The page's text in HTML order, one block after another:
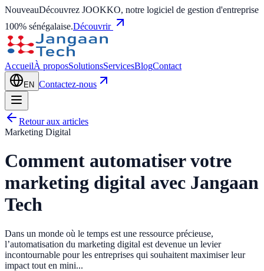
NouveauDécouvrez JOOKKO, notre logiciel de gestion d'entreprise
100% sénégalaise.Découvrir
AccueilÀ proposSolutionsServicesBlogContact
EN Contactez-nous
Retour aux articles
Marketing Digital
Comment automatiser votre
marketing digital avec Jangaan
Tech
Dans un monde où le temps est une ressource précieuse,
l’automatisation du marketing digital est devenue un levier
incontournable pour les entreprises qui souhaitent maximiser leur
impact tout en mini...